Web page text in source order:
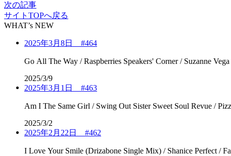
次の記事
サイトTOPへ戻る
WHAT’s NEW
2025年3月8日 #464
2025/3/9
2025年3月1日 #463
2025/3/2
2025年2月22日 #462